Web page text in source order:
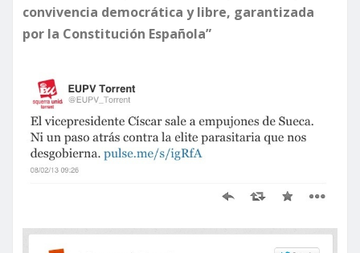
convivencia democrática y libre, garantizada
por la Constitución Española”